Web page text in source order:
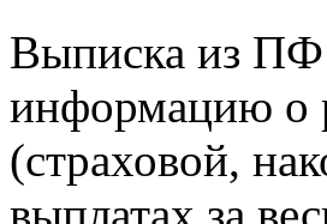
Выписка из
информацию о
(страховой,
выплатах за